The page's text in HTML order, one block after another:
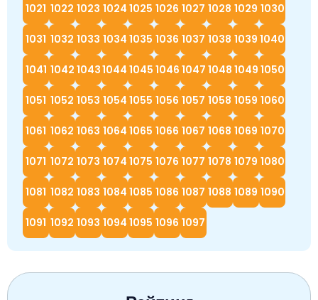
1021 1022 1023 1024 1025 1026 1027 1028 1029 1030
1031 1032 1033 1034 1035 1036 1037 1038 1039 1040
1041 1042 10431044 1045 1046 1047 1048 1049 1050
1051 1052 1053 1054 1055 1056 1057 1058 1059 1060
1061 1062 1063 1064 1065 1066 1067 1068 1069 1070
1071 1072 1073 1074 1075 1076 1077 1078 1079 1080
1081 1082 1083 1084 1085 1086 1087 1088 1089 1090
1091 1092 1093 1094 1095 1096 1097